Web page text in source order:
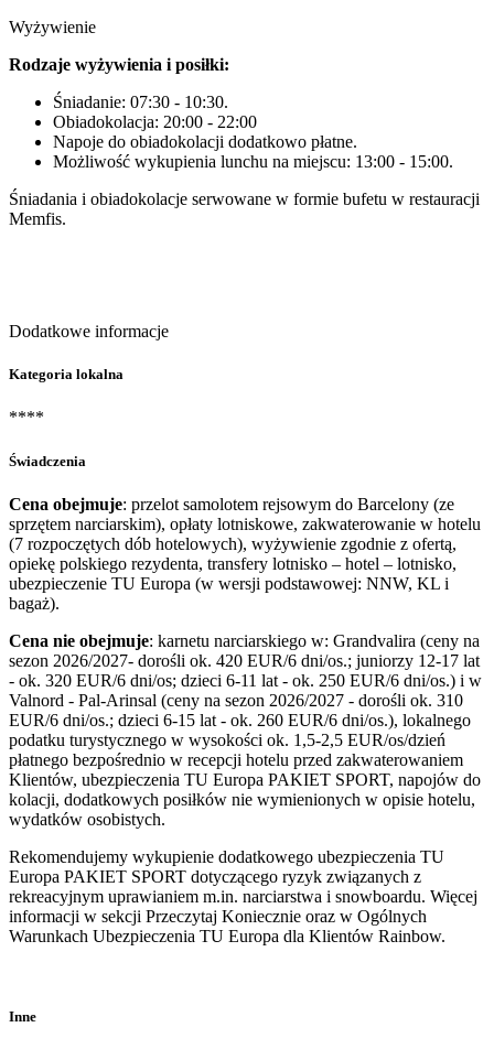
Wyżywienie
Rodzaje wyżywienia i posiłki:
Śniadanie: 07:30 - 10:30.
Obiadokolacja: 20:00 - 22:00
Napoje do obiadokolacji dodatkowo płatne.
Możliwość wykupienia lunchu na miejscu: 13:00 - 15:00.
Śniadania i obiadokolacje serwowane w formie bufetu w restauracji
Memfis.
Dodatkowe informacje
Kategoria lokalna
****
Świadczenia
Cena obejmuje: przelot samolotem rejsowym do Barcelony (ze
sprzętem narciarskim), opłaty lotniskowe, zakwaterowanie w hotelu
(7 rozpoczętych dób hotelowych), wyżywienie zgodnie z ofertą,
opiekę polskiego rezydenta, transfery lotnisko – hotel – lotnisko,
ubezpieczenie TU Europa (w wersji podstawowej: NNW, KL i
bagaż).
Cena nie obejmuje: karnetu narciarskiego w: Grandvalira (ceny na
sezon 2026/2027- dorośli ok. 420 EUR/6 dni/os.; juniorzy 12-17 lat
- ok. 320 EUR/6 dni/os; dzieci 6-11 lat - ok. 250 EUR/6 dni/os.) i w
Valnord - Pal-Arinsal (ceny na sezon 2026/2027 - dorośli ok. 310
EUR/6 dni/os.; dzieci 6-15 lat - ok. 260 EUR/6 dni/os.), lokalnego
podatku turystycznego w wysokości ok. 1,5-2,5 EUR/os/dzień
płatnego bezpośrednio w recepcji hotelu przed zakwaterowaniem
Klientów, ubezpieczenia TU Europa PAKIET SPORT, napojów do
kolacji, dodatkowych posiłków nie wymienionych w opisie hotelu,
wydatków osobistych.
Rekomendujemy wykupienie dodatkowego ubezpieczenia TU
Europa PAKIET SPORT dotyczącego ryzyk związanych z
rekreacyjnym uprawianiem m.in. narciarstwa i snowboardu. Więcej
informacji w sekcji Przeczytaj Koniecznie oraz w Ogólnych
Warunkach Ubezpieczenia TU Europa dla Klientów Rainbow.
Inne